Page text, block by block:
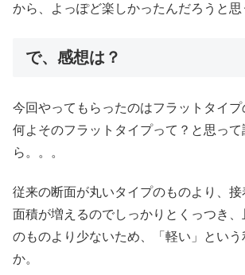
から、よっぽど楽しかったんだろうと思
で、感想は？
今回やってもらったのはフラットタイプ
何よそのフラットタイプって？と思って
ら。。。
従来の断面が丸いタイプのものより、
面積が増えるのでしっかりとくっつき
のものより少ないため、「軽い」という
か。